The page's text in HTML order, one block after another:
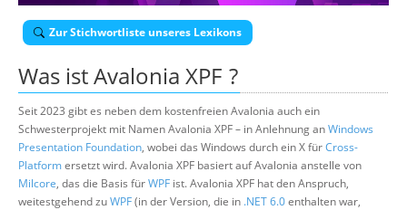
Über uns
Zur Stichwortliste unseres Lexikons
Was istAvalonia XPF ?
Seit 2023 gibt es neben dem kostenfreien Avalonia auch ein
Schwesterprojekt mit Namen Avalonia XPF – in Anlehnung anWindows
Presentation Foundation, wobei das Windows durch ein X fürCross-
Platformersetzt wird. Avalonia XPF basiert auf Avalonia anstelle von
Milcore, das die Basis fürWPF ist. Avalonia XPF hat den Anspruch,
weitestgehend zuWPF(in der Version, die in .NET 6.0enthalten war,